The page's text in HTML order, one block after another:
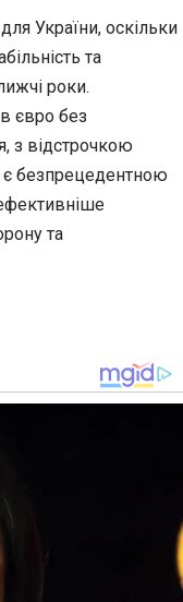
України, оскільки
та
роки.
євро без
з відстрочкою
є безпрецедентною
та